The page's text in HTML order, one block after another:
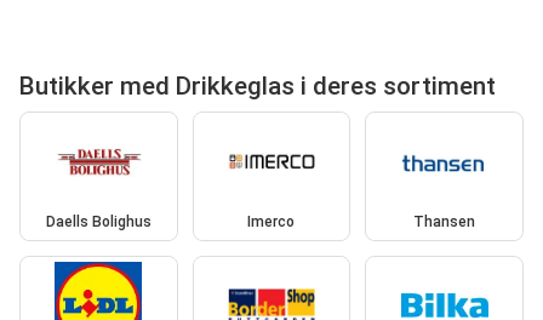
Butikker med Drikkeglas i deres sortiment
Daells Bolighus Imerco Thansen